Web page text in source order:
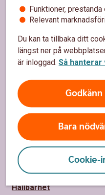
Funktioner,
Relevant
Du kan ta tillbaka ditt
längst ner på
är inloggad. Så hanterar
Bara
Cookie-
Sidfot
Hitta snabbt
Kontakta oss
Bli kund
Priser, räntor och kurser
Om oss
Om oss
Hållbarhet